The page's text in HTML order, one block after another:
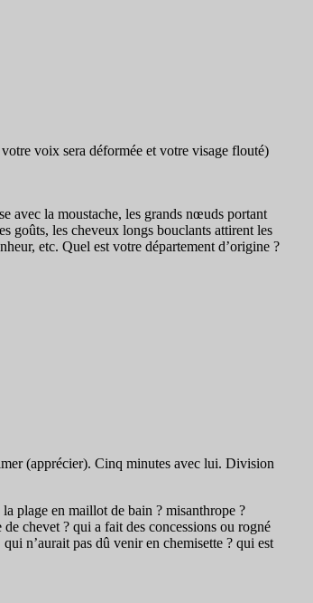
voix sera déformée et votre visage flouté)
avec la moustache, les grands nœuds portant
goûts, les cheveux longs bouclants attirent les
etc. Quel est votre département d’origine ?
(apprécier). Cinq minutes avec lui. Division
plage en maillot de bain ? misanthrope ?
chevet ? qui a fait des concessions ou rogné
n’aurait pas dû venir en chemisette ? qui est